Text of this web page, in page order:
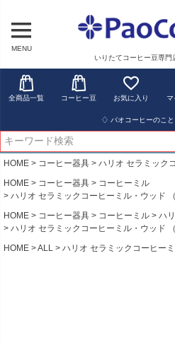
MENU
いりたてコーヒー豆専門
全商品一覧 コーヒー豆 お気に入り マ
♢ パオコーヒーのこと
HOME コーヒー器具
ハリオ セラミック
HOME
コーヒー器具
コーヒーミル
ハリオ セラミックコーヒーミル・ウッド （
HOME
コーヒー器具 コーヒーミル
ハ
ハリオ セラミックコーヒーミル・ウッド （
HOME
ALL ハリオ セラミックコーヒー